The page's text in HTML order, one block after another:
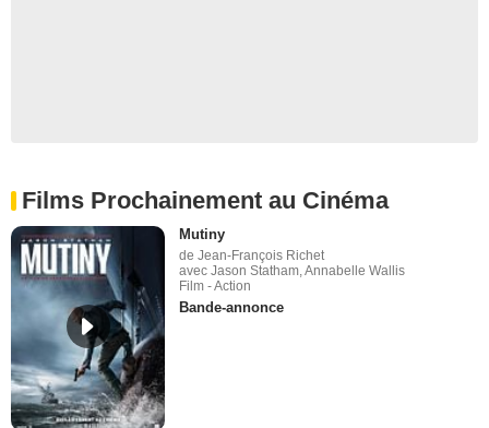
Films Prochainement au Cinéma
Mutiny
de Jean-François Richet
avec Jason Statham, Annabelle Wallis
Film - Action
Bande-annonce